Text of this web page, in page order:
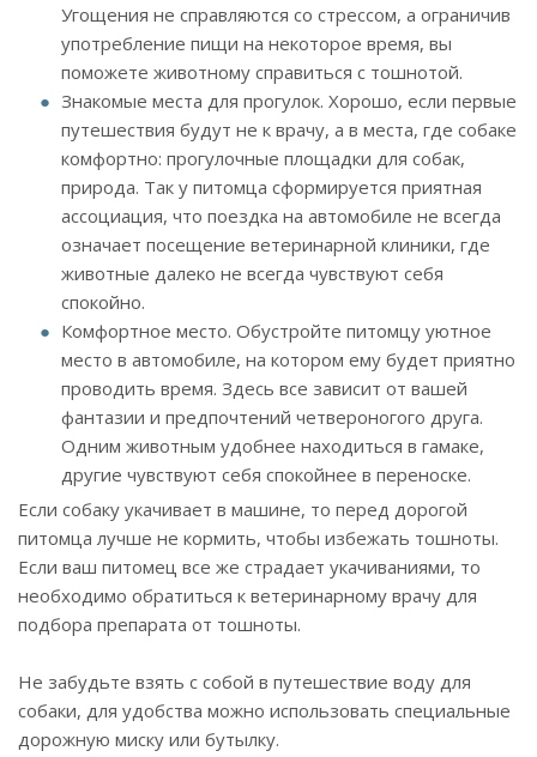
Угощения не справляются со стрессом, а ограничив
употребление пищи на некоторое время, вы
поможете животному справиться с тошнотой.
Знакомые места для прогулок. Хорошо, если первые
путешествия будут не к врачу, а в места, где собаке
комфортно: прогулочные площадки для собак,
природа. Так у питомца сформируется приятная
ассоциация, что поездка на автомобиле не всегда
означает посещение ветеринарной клиники, где
животные далеко не всегда чувствуют себя
спокойно.
Комфортное место. Обустройте питомцу уютное
место в автомобиле, на котором ему будет приятно
проводить время. Здесь все зависит от вашей
фантазии и предпочтений четвероногого друга.
Одним животным удобнее находиться в гамаке,
другие чувствуют себя спокойнее в переноске.
Если собаку укачивает в машине, то перед дорогой
питомца лучше не кормить, чтобы избежать тошноты.
Если ваш питомец все же страдает укачиваниями, то
необходимо обратиться к ветеринарному врачу для
подбора препарата от тошноты.
Не забудьте взять с собой в путешествие воду для
собаки, для удобства можно использовать специальные
дорожную миску или бутылку.